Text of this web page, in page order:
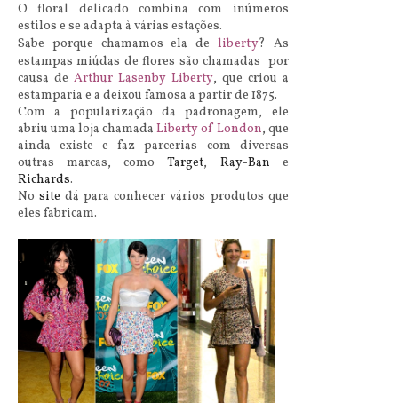
O floral delicado combina com inúmeros
estilos e se adapta à várias estações.
Sabe porque chamamos ela de liberty? As
estampas miúdas de flores são chamadas por
causa de Arthur Lasenby Liberty, que criou a
estamparia e a deixou famosa a partir de 1875.
Com a popularização da padronagem, ele
abriu uma loja chamadaLiberty of London, que
ainda existe e faz parcerias com diversas
outras marcas, comoTarget, Ray-Ban e
Richards.
Nosite dá para conhecer vários produtos que
eles fabricam.